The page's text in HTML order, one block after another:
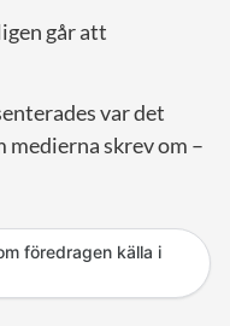
går att
var det
medierna skrev om –
föredragen källa i